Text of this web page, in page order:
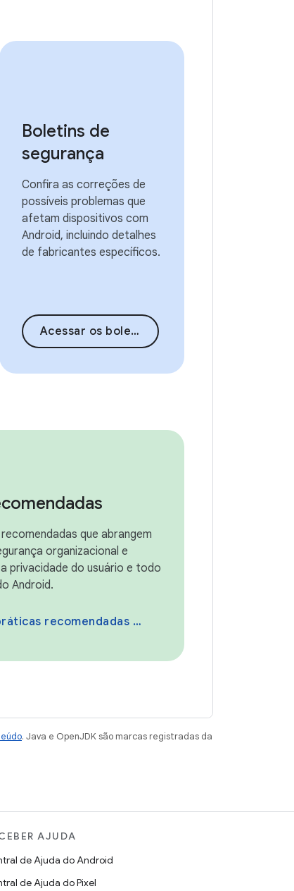
Boletins de
segurança
Confira as correções de
possíveis problemas que
afetam dispositivos com
Android, incluindo detalhes
de fabricantes específicos.
Acessar os boletins de segurança
que abrangem
organizacional e
privacidade do usuário e todo
Android.
recomendadas de segurança
. Java e OpenJDK são marcas registradas da
AJUDA
de Ajuda do Android
de Ajuda do Pixel